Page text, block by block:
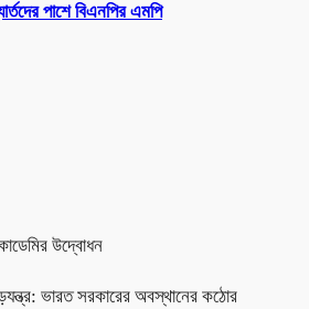
পাশে বিএনপির এমপি
উদ্বোধন
ভারত সরকারের অবস্থানের কঠোর